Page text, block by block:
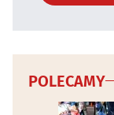
POLECAMY